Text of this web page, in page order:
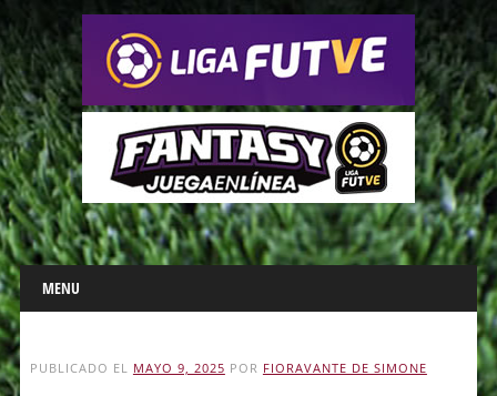
Main menu
Skip
to
content
MENU
PUBLICADO EL MAYO 9, 2025 POR FIORAVANTE DE SIMONE